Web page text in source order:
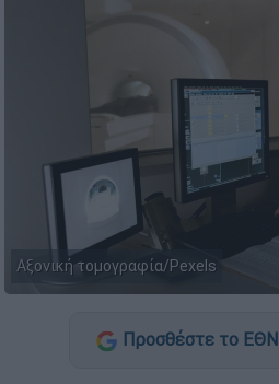
Αξονική τομογραφία/Pexels
Προσθέστε το